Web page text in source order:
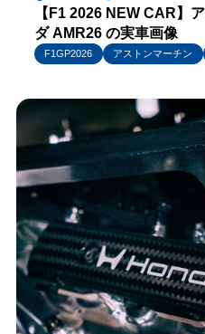
【F1 2026 NEW CAR】
ダ AMR26 の実車画像
F1GP2026 アストンマーチン